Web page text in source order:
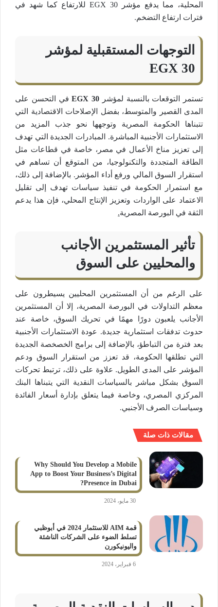
المحلية، مما يدفع مؤشر EGX 30 للارتفاع كما شهد في
فترات ارتفاع التضخم​.
التوجهات المستقبلية لمؤشر
EGX 30
تستمر التوقعات بالنسبة لمؤشر EGX 30في التحسن على
المدى القصير والمتوسط، بفضل الإصلاحات الاقتصادية التي
تتبناها الحكومة المصرية وتوجهها نحو جذب المزيد من
الاستثمارات الأجنبية المباشرة. المبادرات الجديدة التي تهدف
إلى تعزيز مناخ الأعمال في مصر، خاصة في قطاعات مثل
الطاقة المتجددة والتكنولوجيا، من المتوقع أن تساهم في
استقرار السوق المالي ورفع أداء المؤشر. بالإضافة إلى ذلك،
مع استمرار الحكومة في تنفيذ سياسات تهدف إلى تقليل
الاعتماد على الواردات وتعزيز الإنتاج المحلي، فإن هذا يدعم
الثقة في البورصة المصرية​.
تأثير المستثمرين الأجانب
والمحليين على السوق
على الرغم من أن المستثمرين المحليين يسيطرون على
معظم التداولات في البورصة المصرية، إلا أن المستثمرين
الأجانب يلعبون دورًا مهمًا في تحريك السوق، خاصة عند
حدوث تدفقات استثمارية جديدة. عودة الاستثمارات الأجنبية
بعد فترة من التباطؤ، بالإضافة إلى برامج الخصخصة الجديدة
التي تطلقها الحكومة، قد تعزز من استقرار السوق ودعم
المؤشر على المدى الطويل. علاوة على ذلك، ترتبط تحركات
السوق بشكل مباشر بالسياسات النقدية التي يتبناها البنك
المركزي المصري، وخاصة فيما يتعلق بإدارة أسعار الفائدة
وسياسات الصرف الأجنبي​.
مقالات ذات صلة
Why Should You Develop a Mobile
App to Boost Your Business’s Digital
Presence in Dubai?
30 مايو، 2024
قمة AIM للاستثمار 2024 في أبوظبي
تسلط الضوء على الشركات الناشئة
واليونيكورن
6 فبراير، 2024